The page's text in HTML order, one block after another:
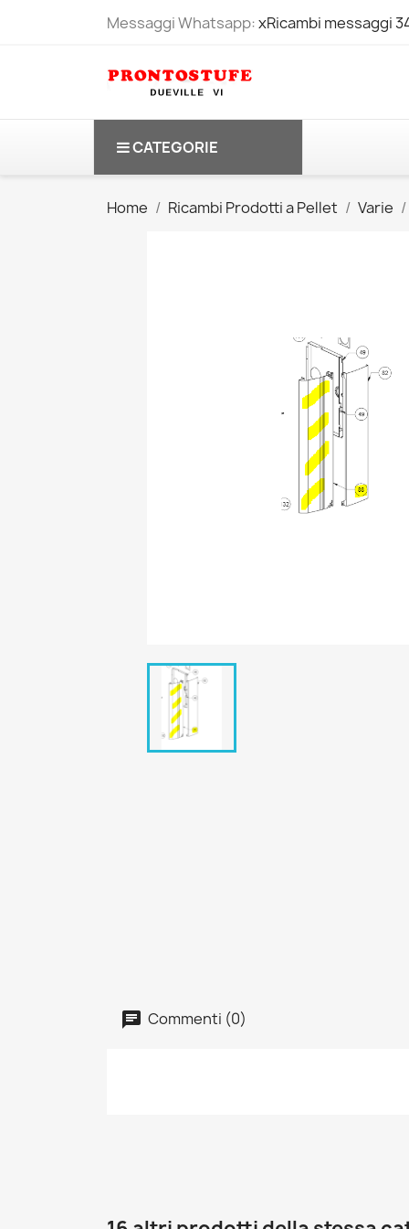
Messaggi Whatsapp:xRicambi messaggi
CATEGORIE
Home Ricambi Prodotti a Pellet Varie
Commenti (0)